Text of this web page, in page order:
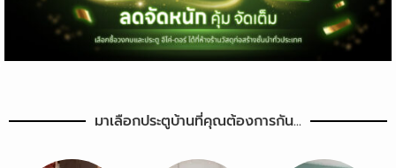
มาเลือกประตูบ้านที่คุณต้องการกัน...